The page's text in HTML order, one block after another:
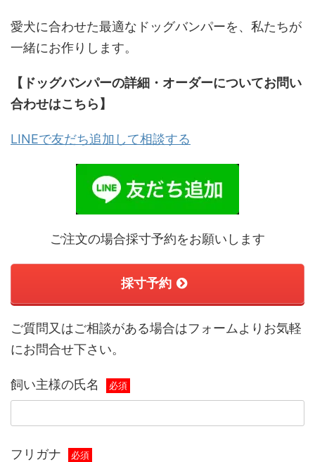
愛犬に合わせた最適なドッグバンパーを、私たちが
一緒にお作りします。
【ドッグバンパーの詳細・オーダーについてお問い
合わせはこちら】
LINEで友だち追加して相談する
ご注文の場合採寸予約をお願いします
採寸予約
ご質問又はご相談がある場合はフォームよりお気軽
にお問合せ下さい。
飼い主様の氏名 必須
フリガナ 必須